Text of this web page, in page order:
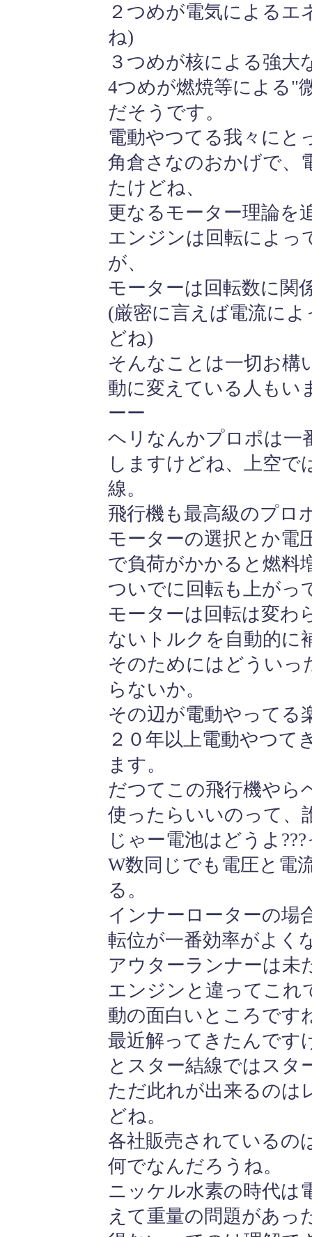
２つめが電気による
ね)
３つめが核による強大
4つめが燃焼等による"
だそうです。
電動やつてる我々にと
角倉さなのおかげで、
たけどね、
更なるモーター理論を
エンジンは回転によっ
が、
モーターは回転数に関
(厳密に言えば電流に
どね)
そんなことは一切お構
動に変えている人も
ーー
ヘリなんかプロポは一
しますけどね、上空で
線。
飛行機も最高級のプロ
モーターの選択とか電
で負荷がかかると燃料
ついでに回転も上がっ
モーターは回転は変わ
ないトルクを自動的に
そのためにはどういっ
らないか。
その辺が電動やってる
２０年以上電動やつて
ます。
だつてこの飛行機やら
使ったらいいのって、
じゃー電池はどうよ
W数同じでも電圧と電
る。
インナーローターの場
転位が一番効率がよく
アウターランナーは未
エンジンと違ってこれ
動の面白いところです
最近解ってきたんです
とスター結線ではスタ
ただ此れが出来るの
どね。
各社販売されているの
何でなんだろうね。
ニッケル水素の時代は
えて重量の問題があっ